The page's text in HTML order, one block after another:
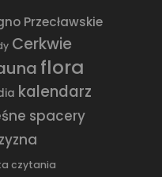
Przecławskie
Cerkwie
flora
kalendarz
spacery
czytania